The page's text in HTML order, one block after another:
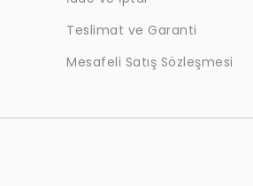
Teslimat ve Garanti
Mesafeli Satış Sözleşmesi